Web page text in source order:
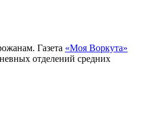
Газета «Моя Воркута»
отделений средних